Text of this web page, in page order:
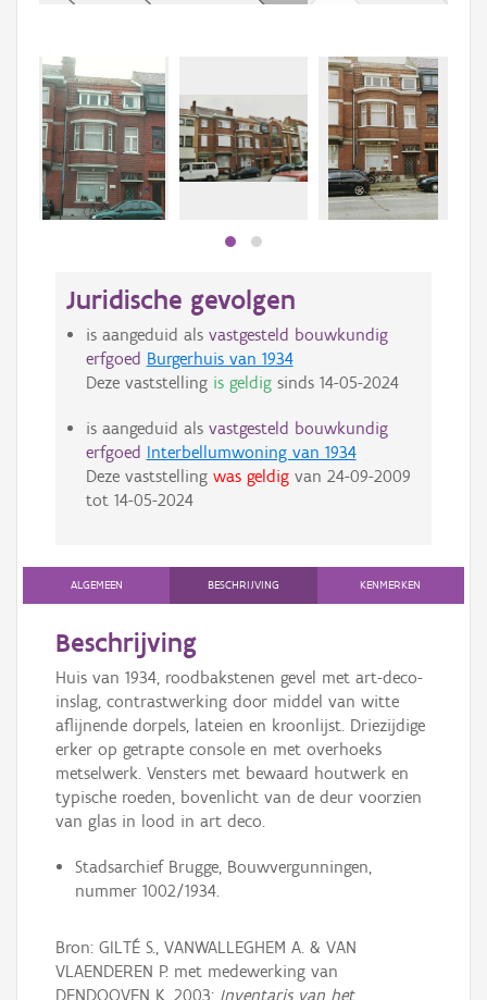
Juridische gevolgen
is aangeduid als vastgesteld bouwkundig
erfgoed Burgerhuis van 1934
Deze vaststelling is geldigsinds 14-05-2024
is aangeduid als vastgesteld bouwkundig
erfgoed Interbellumwoning van 1934
Deze vaststelling was geldigvan 24-09-2009
tot 14-05-2024
ALGEMEEN BESCHRIJVING KENMERKEN
Beschrijving
Huis van 1934, roodbakstenen gevel met art-deco-
inslag, contrastwerking door middel van witte
aflijnende dorpels, lateien en kroonlijst. Driezijdige
erker op getrapte console en met overhoeks
metselwerk. Vensters met bewaard houtwerk en
typische roeden, bovenlicht van de deur voorzien
van glas in lood in art deco.
Stadsarchief Brugge, Bouwvergunningen,
nummer 1002/1934.
Bron: GILTÉ S., VANWALLEGHEM A. & VAN
VLAENDEREN P. met medewerking van
DENDOOVEN K. 2003: Inventaris van het